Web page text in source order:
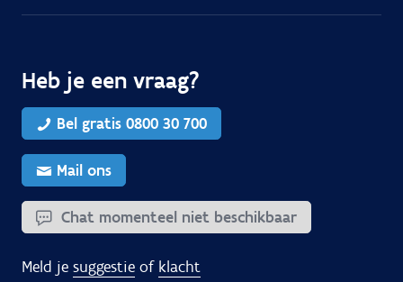
Heb je een vraag?
Bel gratis 0800 30 700
Mail ons
Chat momenteel niet beschikbaar
Meld je suggestie of klacht